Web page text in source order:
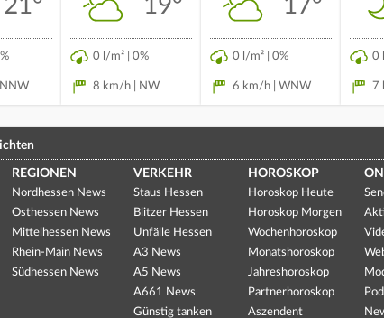
21° 19°
0 l/m² | 0%
8 km/h | NW
17°
0 l/m² | 0%
6 km/h | WNW
0
7
REGIONEN
Nordhessen News
Osthessen News
Mittelhessen News
Rhein-Main News
Südhessen News
VERKEHR
Staus Hessen
Blitzer Hessen
Unfälle Hessen
A3 News
A5 News
A661 News
Günstig tanken
HOROSKOP
Horoskop Heute
Horoskop Morgen
Wochenhoroskop
Monatshoroskop
Jahreshoroskop
Partnerhoroskop
Aszendent